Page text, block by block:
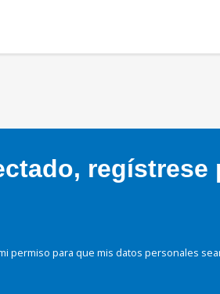
regístrese
permiso para que mis datos personales